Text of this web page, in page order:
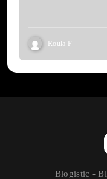
Roula F
Blogistic -